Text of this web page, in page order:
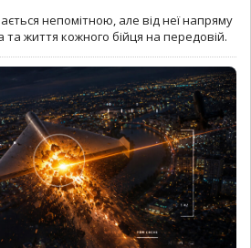
непомітною, але від неї напряму
життя кожного бійця на передовій.